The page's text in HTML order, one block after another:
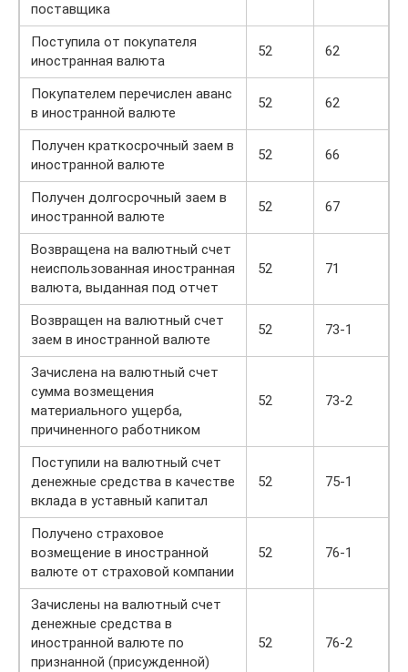
поставщика
Поступила от покупателя
иностранная валюта
52 62
Покупателем перечислен аванс
в иностранной валюте
52 62
Получен краткосрочный заем в
иностранной валюте
52 66
Получен долгосрочный заем в
иностранной валюте
52 67
Возвращена на валютный счет
неиспользованная иностранная
валюта, выданная под отчет
52 71
Возвращен на валютный счет
заем в иностранной валюте
52 73-1
Зачислена на валютный счет
сумма возмещения
материального ущерба,
причиненного работником
52 73-2
Поступили на валютный счет
денежные средства в качестве
вклада в уставный капитал
52 75-1
Получено страховое
возмещение в иностранной
валюте от страховой компании
52 76-1
Зачислены на валютный счет
денежные средства в
иностранной валюте по
признанной (присужденной)
52 76-2